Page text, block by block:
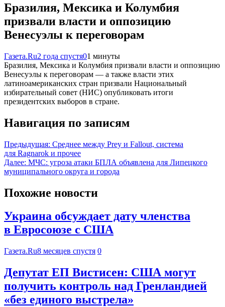
Бразилия, Мексика и Колумбия
призвали власти и оппозицию
Венесуэлы к переговорам
Газета.Ru2 года спустя01 минуты
Бразилия, Мексика и Колумбия призвали власти и оппозицию
Венесуэлы к переговорам — а также власти этих
латиноамериканских стран призвали Национальный
избирательный совет (НИС) опубликовать итоги
президентских выборов в стране.
Навигация по записям
Предыдущая: Среднее между Prey и Fallout, система
для Ragnarok и прочее
Далее: МЧС: угроза атаки БПЛА объявлена для Липецкого
муниципального округа и города
Похожие новости
Украина обсуждает дату членства
в Евросоюзе с США
Газета.Ru8 месяцев спустя 0
Депутат ЕП Вистисен: США могут
получить контроль над Гренландией
«без единого выстрела»